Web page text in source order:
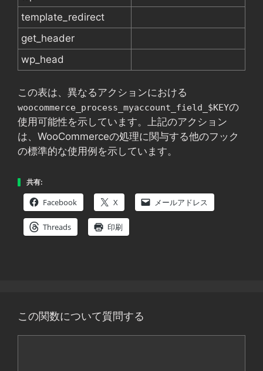
template_redirect
get_header
wp_head
この表は、異なるアクションにおける
woocommerce_process_myaccount_field_$KEYの
使用可能性を示しています。上記のアクション
は、WooCommerceの処理に関与する他のフック
の標準的な使用例を示しています。
共有:
Facebook X メールアドレス
Threads 印刷
この関数について質問する